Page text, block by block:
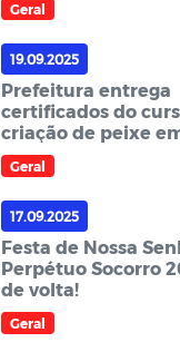
Geral
19.09.2025
Prefeitura entrega
certificados do
criação de peixe
escavados
Geral
17.09.2025
Festa de Nossa
Perpétuo Socorro
de volta!
Geral